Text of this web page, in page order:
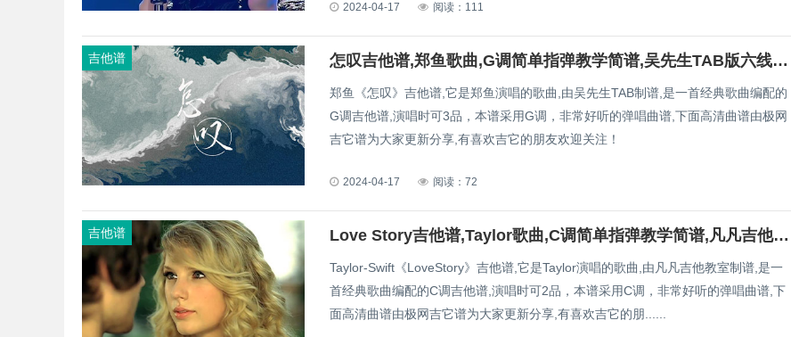
2024-04-17 阅读：111
吉他谱 怎叹吉他谱,郑鱼歌曲,G调简单指弹教学简谱,吴先生TAB版六线谱图片
郑鱼《怎叹》吉他谱,它是郑鱼演唱的歌曲,由吴先生TAB制谱,是一首经典歌曲编配的
G调吉他谱,演唱时可3品，本谱采用G调，非常好听的弹唱曲谱,下面高清曲谱由极网
吉它谱为大家更新分享,有喜欢吉它的朋友欢迎关注！
2024-04-17 阅读：72
吉他谱 Love Story吉他谱,Taylor歌曲,C调简单指弹教学简谱,凡凡吉他教室版六线谱图片
Taylor-Swift《LoveStory》吉他谱,它是Taylor演唱的歌曲,由凡凡吉他教室制谱,是一
首经典歌曲编配的C调吉他谱,演唱时可2品，本谱采用C调，非常好听的弹唱曲谱,下
面高清曲谱由极网吉它谱为大家更新分享,有喜欢吉它的朋......